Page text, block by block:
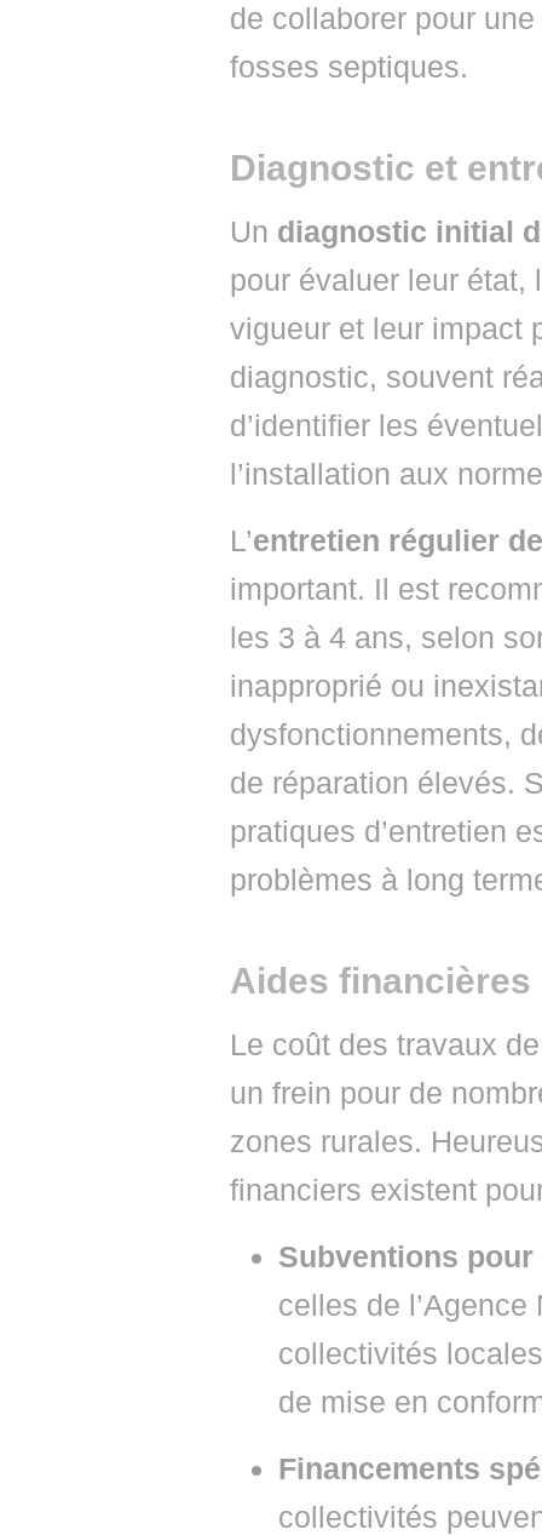
de collaborer pour
fosses septiques.
Diagnostic et
Un diagnostic initial
pour évaluer leur état,
vigueur et leur impact
diagnostic, souvent
d’identifier les
l’installation aux
L’entretien régulier
important. Il est
les 3 à 4 ans, selon
inapproprié ou
dysfonctionnements,
de réparation élevés.
pratiques d’entretien
problèmes à long
Aides
Le coût des travaux
un frein pour de
zones rurales.
financiers existent
Subventions
celles de l’Agence
collectivités
de mise en
Financements
collectivités